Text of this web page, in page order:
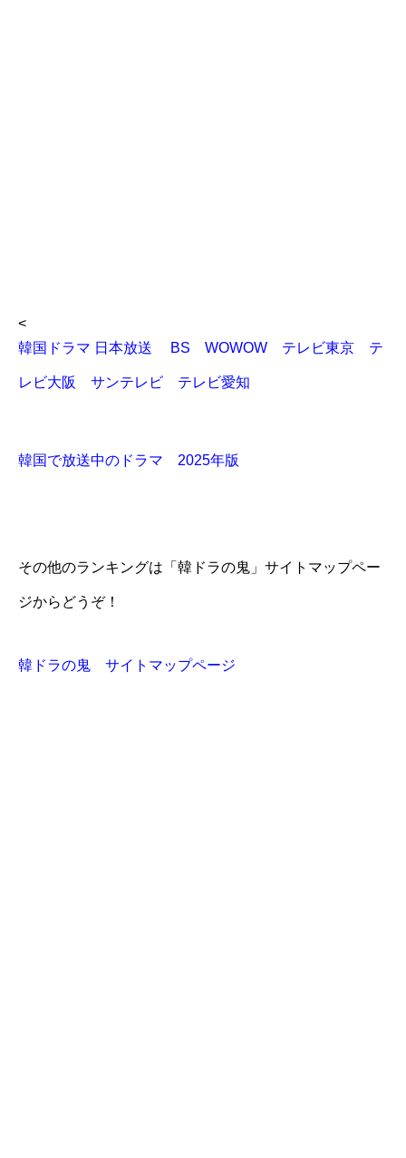
<
韓国ドラマ 日本放送 BS WOWOW テレビ東京 テ
レビ大阪 サンテレビ テレビ愛知
韓国で放送中のドラマ 2025年版
その他のランキングは「韓ドラの鬼」サイトマップペー
ジからどうぞ！
韓ドラの鬼 サイトマップページ